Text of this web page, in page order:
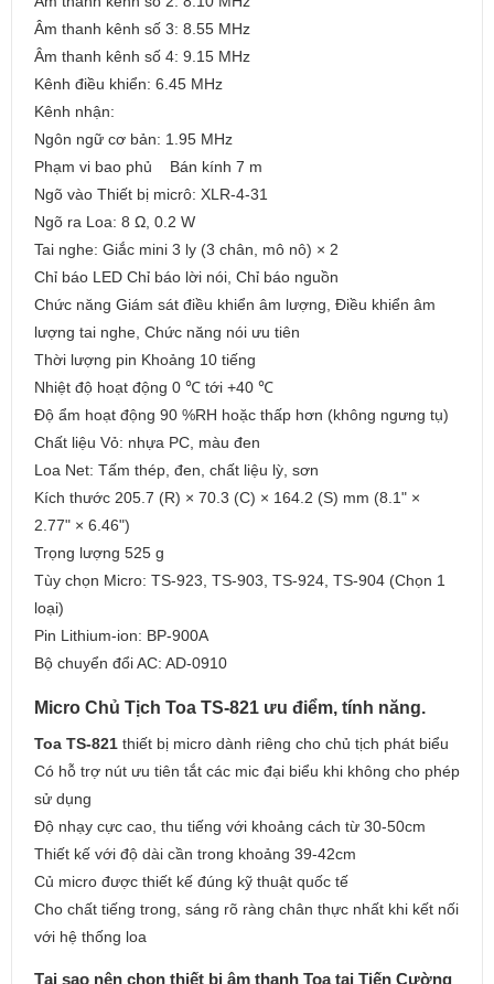
Âm thanh kênh số 3: 8.55 MHz
Âm thanh kênh số 4: 9.15 MHz
Kênh điều khiển: 6.45 MHz
Kênh nhận:
Ngôn ngữ cơ bản: 1.95 MHz
Phạm vi bao phủ Bán kính 7 m
Ngõ vào Thiết bị micrô: XLR-4-31
Ngõ ra Loa: 8 Ω, 0.2 W
Tai nghe: Giắc mini 3 ly (3 chân, mô nô) × 2
Chỉ báo LED Chỉ báo lời nói, Chỉ báo nguồn
Chức năng Giám sát điều khiển âm lượng, Điều khiển âm
lượng tai nghe, Chức năng nói ưu tiên
Thời lượng pin Khoảng 10 tiếng
Nhiệt độ hoạt động 0 ℃ tới +40 ℃
Độ ẩm hoạt động 90 %RH hoặc thấp hơn (không ngưng tụ)
Chất liệu Vỏ: nhựa PC, màu đen
Loa Net: Tấm thép, đen, chất liệu lỳ, sơn
Kích thước 205.7 (R) × 70.3 (C) × 164.2 (S) mm (8.1" ×
2.77" × 6.46")
Trọng lượng 525 g
Tùy chọn Micro: TS-923, TS-903, TS-924, TS-904 (Chọn 1
loại)
Pin Lithium-ion: BP-900A
Bộ chuyển đổi AC: AD-0910
Micro Chủ Tịch Toa TS-821 ưu điểm, tính năng.
Toa TS-821 thiết bị micro dành riêng cho chủ tịch phát biểu
Có hỗ trợ nút ưu tiên tắt các mic đại biểu khi không cho phép
sử dụng
Độ nhạy cực cao, thu tiếng với khoảng cách từ 30-50cm
Thiết kế với độ dài cần trong khoảng 39-42cm
Củ micro được thiết kế đúng kỹ thuật quốc tế
Cho chất tiếng trong, sáng rõ ràng chân thực nhất khi kết nối
với hệ thống loa
Tại sao nên chọn thiết bị âm thanh Toa tại Tiến Cường